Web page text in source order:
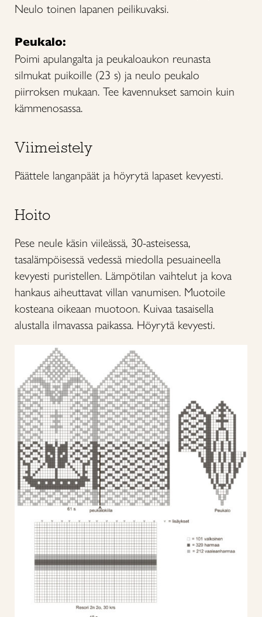
Neulo toinen lapanen peilikuvaksi.
Peukalo:
Poimi apulangalta ja peukaloaukon reunasta
silmukat puikoille (23 s) ja neulo peukalo
piirroksen mukaan. Tee kavennukset samoin kuin
kämmenosassa.
Viimeistely
Päättele langanpäät ja höyrytä lapaset kevyesti.
Hoito
Pese neule käsin viileässä, 30-asteisessa,
tasalämpöisessä vedessä miedolla pesuaineella
kevyesti puristellen. Lämpötilan vaihtelut ja kova
hankaus aiheuttavat villan vanumisen. Muotoile
kosteana oikeaan muotoon. Kuivaa tasaisella
alustalla ilmavassa paikassa. Höyrytä kevyesti.